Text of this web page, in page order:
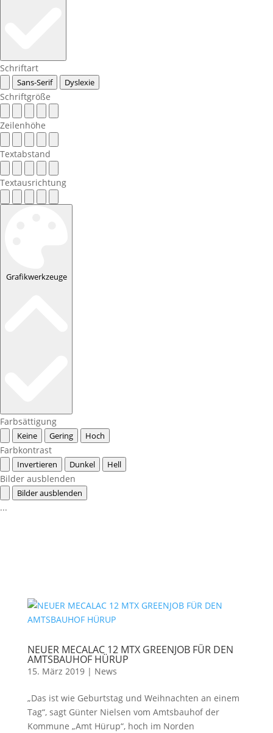
Schriftart
Sans-Serif Dyslexie
Schriftgröße
Zeilenhöhe
Textabstand
Textausrichtung
Grafikwerkzeuge
Farbsättigung
Keine Gering Hoch
Farbkontrast
Invertieren Dunkel Hell
Bilder ausblenden
Bilder ausblenden
...
NEUER MECALAC 12 MTX GREENJOB FÜR DEN
AMTSBAUHOF HÜRUP
15. März 2019| News
„Das ist wie Geburtstag und Weihnachten an einem
Tag“, sagt Günter Nielsen vom Amtsbauhof der
Kommune „Amt Hürup“, hoch im Norden